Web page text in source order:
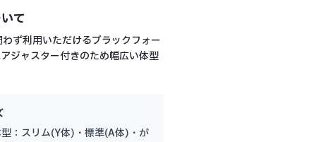
て
ず利用いただけるブラックフォー
ジャスター付きのため幅広い体型
：スリム(Y体)・標準(A体)・が